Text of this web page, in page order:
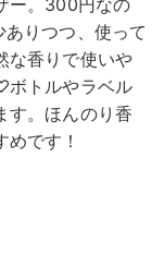
ー。300円なの
りつつ、使って
な香りで使いや
ボトルやラベル
す。ほんのり香
です！